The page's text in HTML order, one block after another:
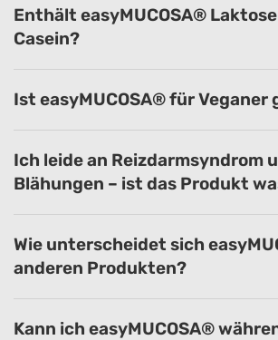
Enthält easyMUCOSA®
Casein?
Ist easyMUCOSA® für Veganer
Ich leide an Reizdarmsyndrom
Blähungen – ist das Produkt
Wie unterscheidet sich
anderen Produkten?
Kann ich easyMUCOSA®